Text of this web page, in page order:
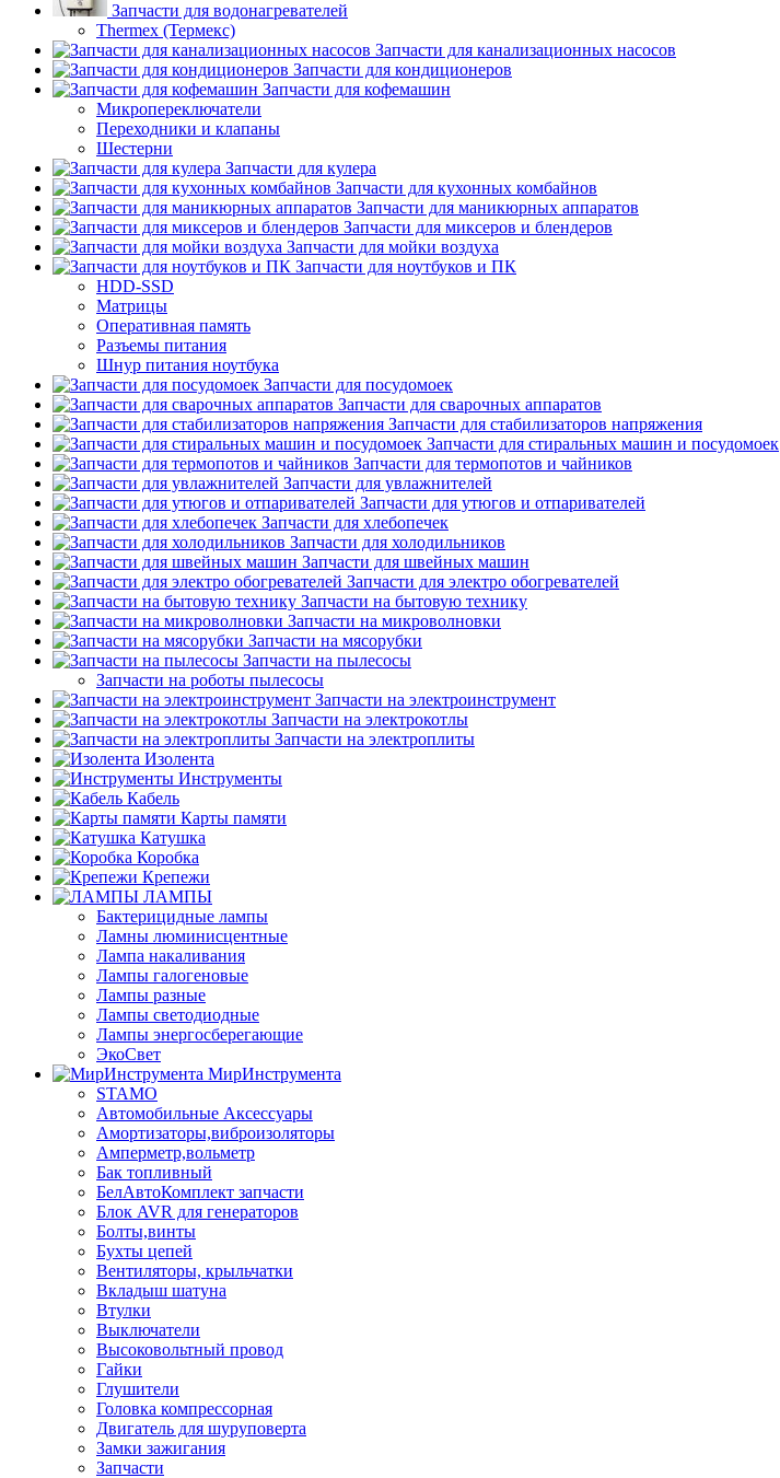
Запчасти для водонагревателей
Thermex (Термекс)
Запчасти для канализационных насосов
Запчасти для кондиционеров
Запчасти для кофемашин
Микропереключатели
Переходники и клапаны
Шестерни
Запчасти для кулера
Запчасти для кухонных комбайнов
Запчасти для маникюрных аппаратов
Запчасти для миксеров и блендеров
Запчасти для мойки воздуха
Запчасти для ноутбуков и ПК
HDD-SSD
Матрицы
Оперативная память
Разъемы питания
Шнур питания ноутбука
Запчасти для посудомоек
Запчасти для сварочных аппаратов
Запчасти для стабилизаторов напряжения
Запчасти для стиральных машин и посудомоек
Запчасти для термопотов и чайников
Запчасти для увлажнителей
Запчасти для утюгов и отпаривателей
Запчасти для хлебопечек
Запчасти для холодильников
Запчасти для швейных машин
Запчасти для электро обогревателей
Запчасти на бытовую технику
Запчасти на микроволновки
Запчасти на мясорубки
Запчасти на пылесосы
Запчасти на роботы пылесосы
Запчасти на электроинструмент
Запчасти на электрокотлы
Запчасти на электроплиты
Изолента
Инструменты
Кабель
Карты памяти
Катушка
Коробка
Крепежи
ЛАМПЫ
Бактерицидные лампы
Ламны люминисцентные
Лампа накаливания
Лампы галогеновые
Лампы разные
Лампы светодиодные
Лампы энергосберегающие
ЭкоСвет
МирИнструмента
STAMO
Автомобильные Аксессуары
Амортизаторы,виброизоляторы
Амперметр,вольметр
Бак топливный
БелАвтоКомплект запчасти
Блок AVR для генераторов
Болты,винты
Бухты цепей
Вентиляторы, крыльчатки
Вкладыш шатуна
Втулки
Выключатели
Высоковольтный провод
Гайки
Глушители
Головка компрессорная
Двигатель для шуруповерта
Замки зажигания
Запчасти